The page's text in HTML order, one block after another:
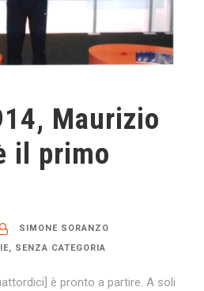
Maurizio
il primo
SIMONE SORANZO
, SENZA CATEGORIA
è pronto a partire. A soli